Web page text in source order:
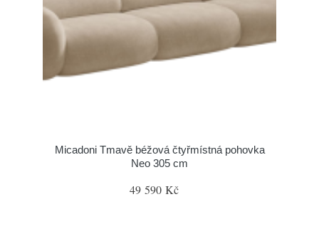
Micadoni Tmavě béžová čtyřmístná pohovka
Neo 305 cm
49 590 Kč